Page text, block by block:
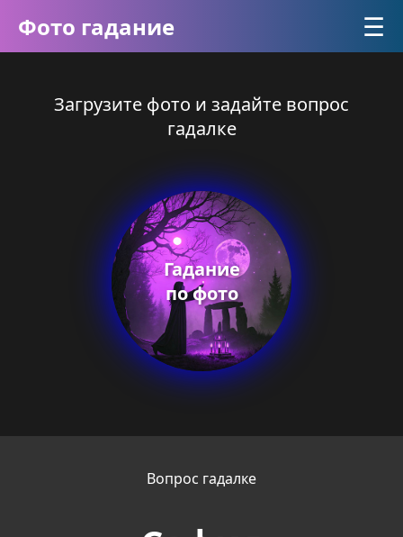
Фото гадание ☰
Загрузите фото и задайте вопрос
гадалке
Гадание
по фото
Вопрос гадалке